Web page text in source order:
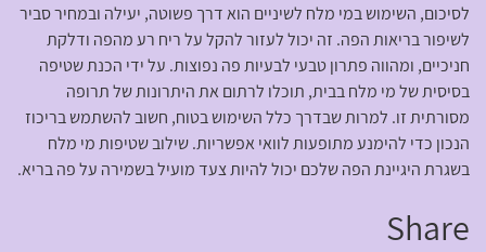
לסיכום, השימוש במי מלח לשיניים הוא דרך פשוטה, יעילה ובמחיר סביר
לשיפור בריאות הפה. זה יכול לעזור להקל על ריח רע מהפה ודלקת
חניכיים, ומהווה פתרון טבעי לבעיות פה נפוצות. על ידי הכנת שטיפה
בסיסית של מי מלח בבית, תוכלו לרתום את היתרונות של תרופה
מסורתית זו. למרות שבדרך כלל השימוש בטוח, חשוב להשתמש בריכוז
הנכון כדי להימנע מתופעות לוואי אפשריות. שילוב שטיפות מי מלח
בשגרת היגיינת הפה שלכם יכול להיות צעד מועיל בשמירה על פה בריא.
Share